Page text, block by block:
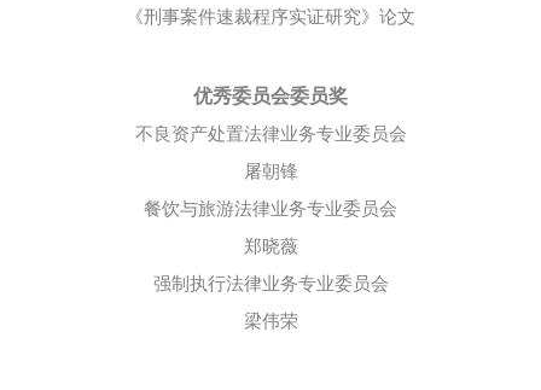
《刑事案件速裁程序实证研究》论文
优秀委员会委员奖
不良资产处置法律业务专业委员会
屠朝锋
餐饮与旅游法律业务专业委员会
郑晓薇
强制执行法律业务专业委员会
梁伟荣